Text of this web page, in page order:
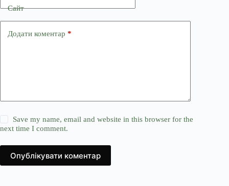
Сайт
Додати коментар *
Save my name, email and website in this browser for the
next time I comment.
Опублікувати коментар